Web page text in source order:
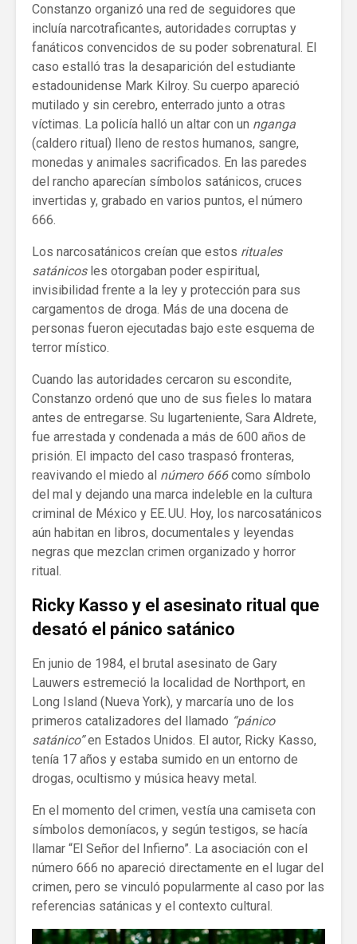
Constanzo organizó una red de seguidores que
incluía narcotraficantes, autoridades corruptas y
fanáticos convencidos de su poder sobrenatural. El
caso estalló tras la desaparición del estudiante
estadounidense Mark Kilroy. Su cuerpo apareció
mutilado y sin cerebro, enterrado junto a otras
víctimas. La policía halló un altar con un nganga
(caldero ritual) lleno de restos humanos, sangre,
monedas y animales sacrificados. En las paredes
del rancho aparecían símbolos satánicos, cruces
invertidas y, grabado en varios puntos, el número
666.
Los narcosatánicos creían que estos rituales
satánicosles otorgaban poder espiritual,
invisibilidad frente a la ley y protección para sus
cargamentos de droga. Más de una docena de
personas fueron ejecutadas bajo este esquema de
terror místico.
Cuando las autoridades cercaron su escondite,
Constanzo ordenó que uno de sus fieles lo matara
antes de entregarse. Su lugarteniente, Sara Aldrete,
fue arrestada y condenada a más de 600 años de
prisión. El impacto del caso traspasó fronteras,
reavivando el miedo al número 666como símbolo
del mal y dejando una marca indeleble en la cultura
criminal de México y EE. UU. Hoy, los narcosatánicos
aún habitan en libros, documentales y leyendas
negras que mezclan crimen organizado y horror
ritual.
Ricky Kasso y el asesinato ritual que
desató el pánico satánico
En junio de 1984, el brutal asesinato de Gary
Lauwers estremeció la localidad de Northport, en
Long Island (Nueva York), y marcaría uno de los
primeros catalizadores del llamado “pánico
satánico”en Estados Unidos. El autor, Ricky Kasso,
tenía 17 años y estaba sumido en un entorno de
drogas, ocultismo y música heavy metal.
En el momento del crimen, vestía una camiseta con
símbolos demoníacos, y según testigos, se hacía
llamar “El Señor del Infierno”. La asociación con el
número 666 no apareció directamente en el lugar del
crimen, pero se vinculó popularmente al caso por las
referencias satánicas y el contexto cultural.